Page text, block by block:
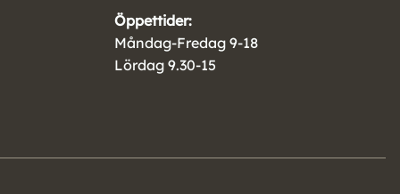
Öppettider:
Måndag-Fredag 9-18
Lördag 9.30-15